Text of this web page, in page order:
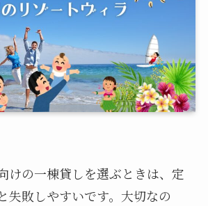
けの一棟貸しを選ぶときは、定
失敗しやすいです。大切なの